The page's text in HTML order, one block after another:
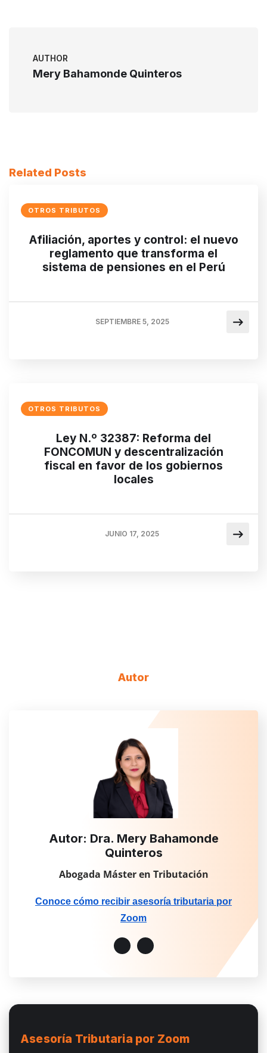
AUTHOR
Mery Bahamonde Quinteros
Related Posts
OTROS TRIBUTOS
Afiliación, aportes y control: el nuevo
reglamento que transforma el
sistema de pensiones en el Perú
SEPTIEMBRE 5, 2025
OTROS TRIBUTOS
Ley N.º 32387: Reforma del
FONCOMUN y descentralización
fiscal en favor de los gobiernos
locales
JUNIO 17, 2025
Autor
Autor: Dra. Mery Bahamonde
Quinteros
Abogada Máster en Tributación
Conoce cómo recibir asesoría tributaria por
Zoom
Asesoría Tributaria por Zoom